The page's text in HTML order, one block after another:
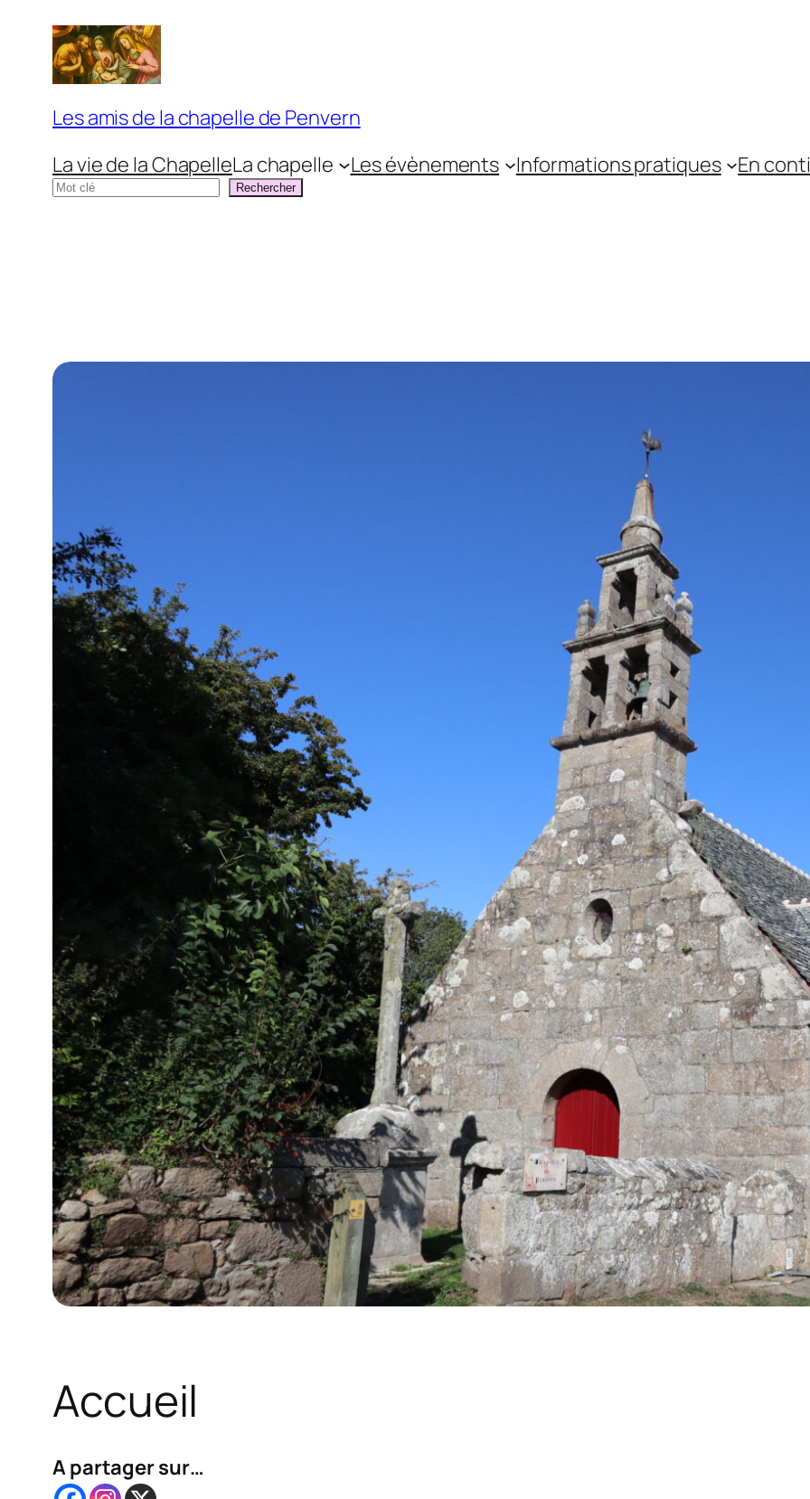
contenu
Les amis de la chapelle de Penvern
La vie de la ChapelleLa chapelle Les évènements Informations pratiques
En
Rechercher
Rechercher
Accueil
A partager sur…